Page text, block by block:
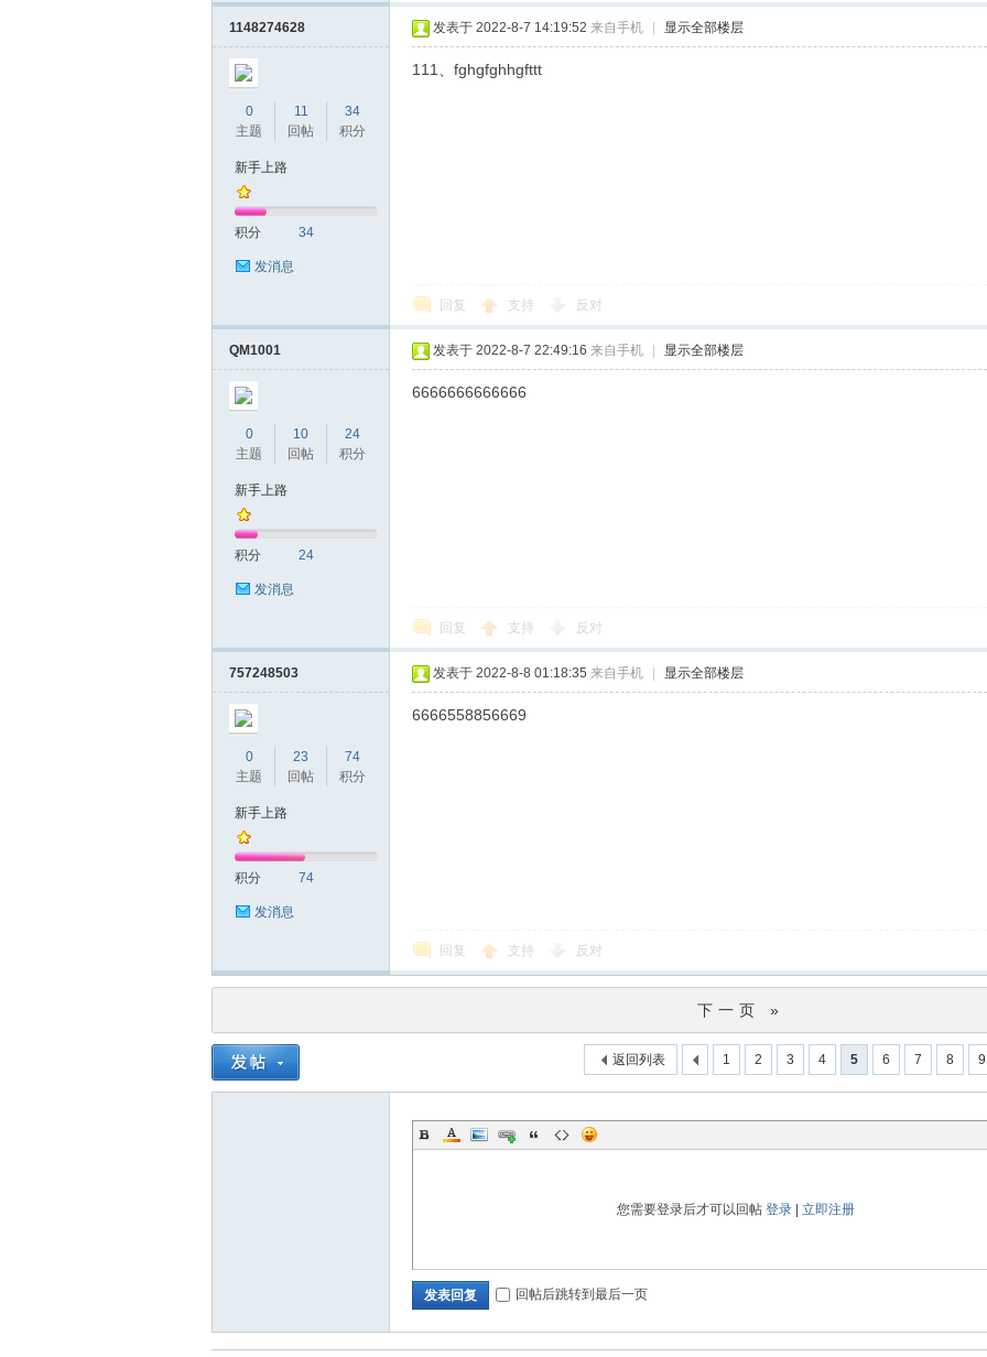
1148274628
0
主题
11
回帖
34
积分
新手上路
积分 34
发消息
发表于 2022-8-7 14:19:52 来自手机 显示全部楼层
111、fghgfghhgfttt
回复 支持 反对
QM1001
0
主题
10
回帖
24
积分
新手上路
积分 24
发消息
发表于 2022-8-7 22:49:16 来自手机 显示全部楼层
6666666666666
回复 支持 反对
757248503
0
主题
23
回帖
74
积分
新手上路
积分 74
发消息
发表于 2022-8-8 01:18:35 来自手机 显示全部楼层
6666558856669
回复 支持 反对
下一页 »
1 2 3 4 5 6 7 8 9
返回列表
您需要登录后才可以回帖 登录| 立即注册
发表回复 回帖后跳转到最后一页